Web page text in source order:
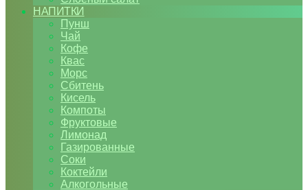
НАПИТКИ
Пунш
Чай
Кофе
Квас
Морс
Сбитень
Кисель
Компоты
Фруктовые
Лимонад
Газированные
Соки
Коктейли
Алкогольные